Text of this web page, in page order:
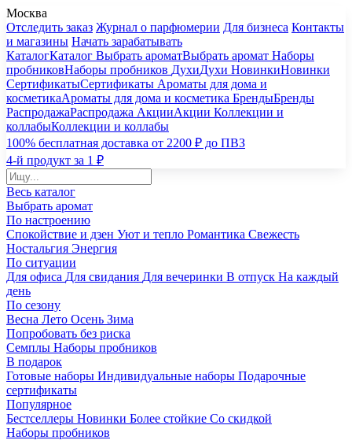
Москва
Отследить заказ Журнал о парфюмерии Для бизнеса Контакты
и магазины Начать зарабатывать
КаталогКаталог Выбрать ароматВыбрать аромат Наборы
пробниковНаборы пробников ДухиДухи НовинкиНовинки
СертификатыСертификаты Ароматы для дома и
косметикаАроматы для дома и косметика БрендыБренды
РаспродажаРаспродажа АкцииАкции Коллекции и
коллабыКоллекции и коллабы
100% бесплатная доставка от 2200 ₽ до ПВЗ
4-й продукт за 1 ₽
Весь каталог
Выбрать аромат
По настроению
Спокойствие и дзен Уют и тепло Романтика Свежесть
Ностальгия Энергия
По ситуации
Для офиса Для свидания Для вечеринки В отпуск На каждый
день
По сезону
Весна Лето Осень Зима
Попробовать без риска
Семплы Наборы пробников
В подарок
Готовые наборы Индивидуальные наборы Подарочные
сертификаты
Популярное
Бестселлеры Новинки Более стойкие Со скидкой
Наборы пробников